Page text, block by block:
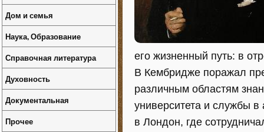
его жизненный путь: в
В Кембридже поражал
различным областям
университета и службы в
в Лондон, где
Дом и семья
Наука, Образование
Справочная литература
Духовность
Документальная
Прочее